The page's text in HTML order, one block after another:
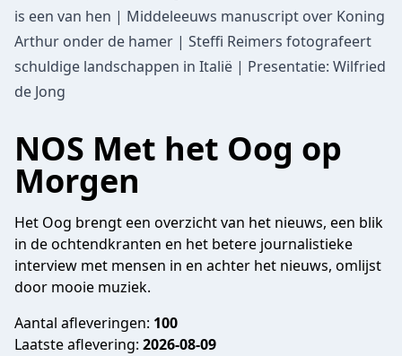
is een van hen | Middeleeuws manuscript over Koning
Arthur onder de hamer | Steffi Reimers fotografeert
schuldige landschappen in Italië | Presentatie: Wilfried
de Jong
NOS Met het Oog op
Morgen
Het Oog brengt een overzicht van het nieuws, een blik
in de ochtendkranten en het betere journalistieke
interview met mensen in en achter het nieuws, omlijst
door mooie muziek.
Aantal afleveringen: 100
Laatste aflevering: 2026-08-09